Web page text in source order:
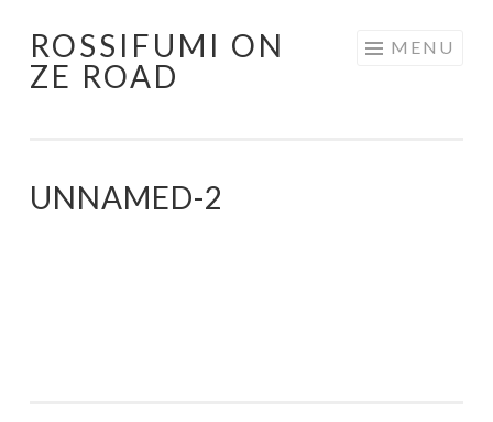
Aller
au
ROSSIFUMI ON
ZE ROAD
MENU
UNNAMED-2